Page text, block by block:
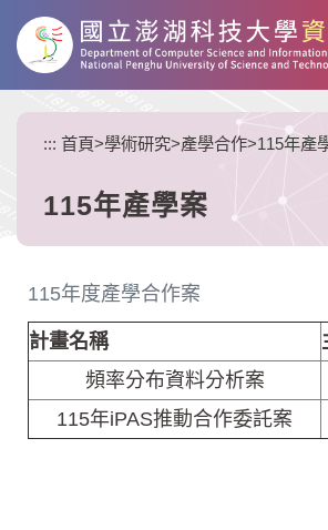
要
::: 首頁>學術研究>產學合作>115年產
115年產學案
115年度產學合作案
計畫名稱
頻率分布資料分析案
115年iPAS推動合作委託案